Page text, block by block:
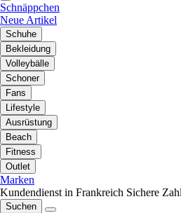
Schnäppchen
Neue Artikel
Schuhe
Bekleidung
Volleybälle
Schoner
Fans
Lifestyle
Ausrüstung
Beach
Fitness
Outlet
Marken
Kundendienst in Frankreich Sichere
Suchen